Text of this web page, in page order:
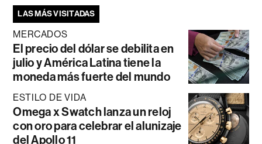
LAS MÁS VISITADAS
MERCADOS
El precio del dólar se debilita en
julio y América Latina tiene la
moneda más fuerte del mundo
ESTILO DE VIDA
Omega x Swatch lanza un reloj
con oro para celebrar el alunizaje
del Apollo 11